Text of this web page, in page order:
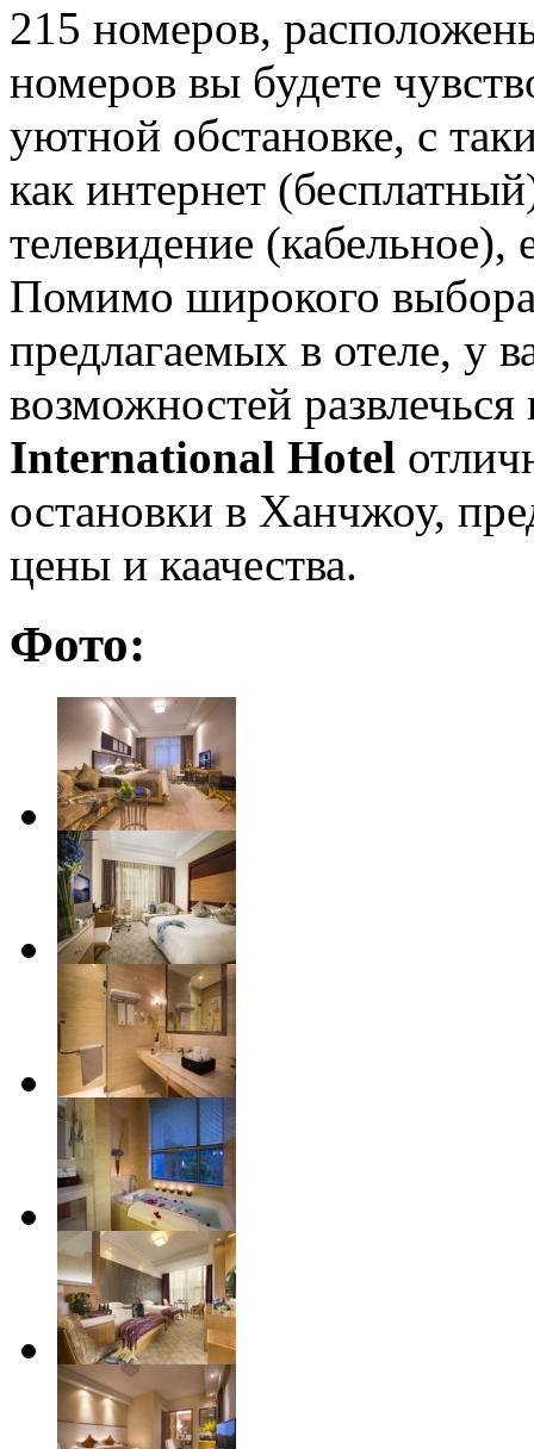
215 номеров,
номеров вы будете
уютной обстановке, с
как интернет
телевидение (кабельное),
Помимо широкого
предлагаемых в отеле, у
возможностей
International Hotel
остановки в Ханчжоу,
цены и каачества.
Фото: